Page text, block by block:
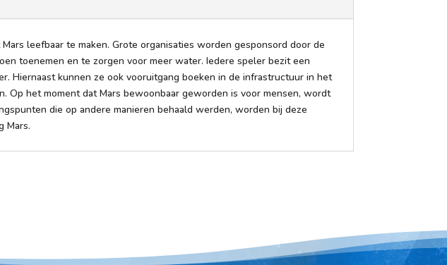
leefbaar te maken. Grote organisaties worden gesponsord door de
toenemen en te zorgen voor meer water. Iedere speler bezit een
Hiernaast kunnen ze ook vooruitgang boeken in de infrastructuur in het
het moment dat Mars bewoonbaar geworden is voor mensen, wordt
die op andere manieren behaald werden, worden bij deze
Mars.